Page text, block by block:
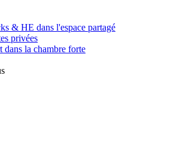
& HE dans l'espace partagé
privées
dans la chambre forte